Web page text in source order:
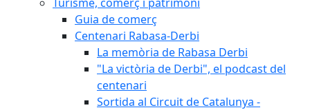
Guia de comerç
Centenari Rabasa-Derbi
La memòria de Rabasa Derbi
"La victòria de Derbi", el podcast del
centenari
Sortida al Circuit de Catalunya -